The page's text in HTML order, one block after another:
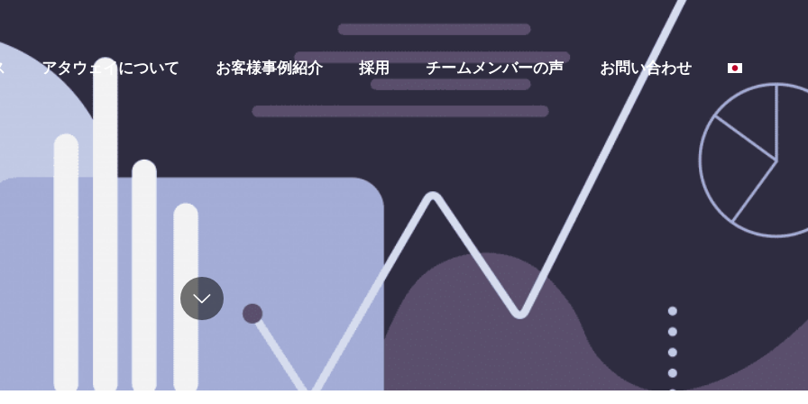
アタウェイについて お客様事例紹介 採用 チームメンバーの声 お問い合わせ